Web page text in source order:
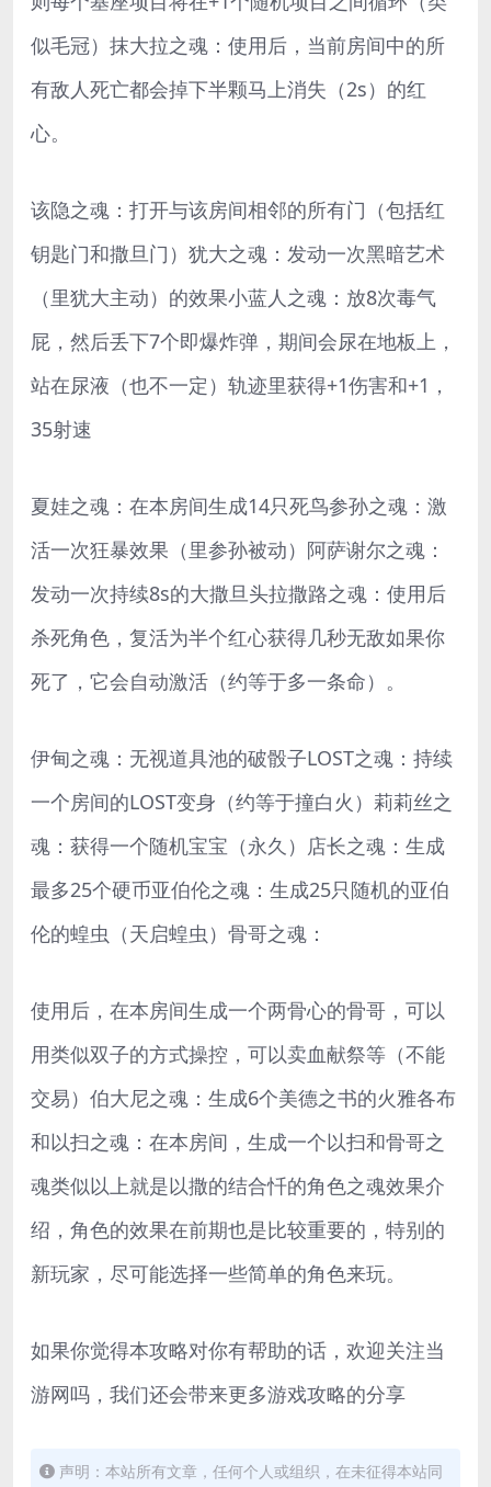
似毛冠）抹大拉之魂：使用后，当前房间中的所
有敌人死亡都会掉下半颗马上消失（2s）的红
心。
该隐之魂：打开与该房间相邻的所有门（包括红
钥匙门和撒旦门）犹大之魂：发动一次黑暗艺术
（里犹大主动）的效果小蓝人之魂：放8次毒气
屁，然后丢下7个即爆炸弹，期间会尿在地板上，
站在尿液（也不一定）轨迹里获得+1伤害和+1，
35射速
夏娃之魂：在本房间生成14只死鸟参孙之魂：激
活一次狂暴效果（里参孙被动）阿萨谢尔之魂：
发动一次持续8s的大撒旦头拉撒路之魂：使用后
杀死角色，复活为半个红心获得几秒无敌如果你
死了，它会自动激活（约等于多一条命）。
伊甸之魂：无视道具池的破骰子LOST之魂：持续
一个房间的LOST变身（约等于撞白火）莉莉丝之
魂：获得一个随机宝宝（永久）店长之魂：生成
最多25个硬币亚伯伦之魂：生成25只随机的亚伯
伦的蝗虫（天启蝗虫）骨哥之魂：
使用后，在本房间生成一个两骨心的骨哥，可以
用类似双子的方式操控，可以卖血献祭等（不能
交易）伯大尼之魂：生成6个美德之书的火雅各布
和以扫之魂：在本房间，生成一个以扫和骨哥之
魂类似以上就是以撒的结合忏的角色之魂效果介
绍，角色的效果在前期也是比较重要的，特别的
新玩家，尽可能选择一些简单的角色来玩。
如果你觉得本攻略对你有帮助的话，欢迎关注当
游网吗，我们还会带来更多游戏攻略的分享
声明：本站所有文章，任何个人或组织，在未征得本站同